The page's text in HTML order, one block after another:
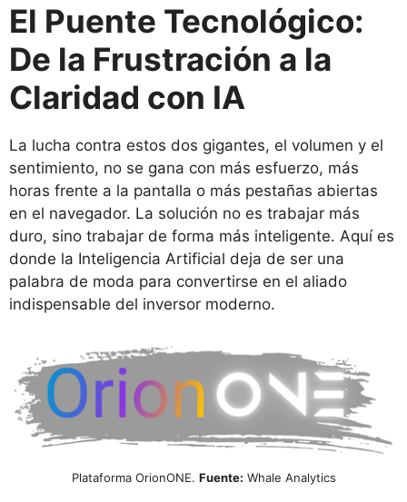
El Puente Tecnológico:
De la Frustración a la
Claridad con IA
La lucha contra estos dos gigantes, el volumen y el
sentimiento, no se gana con más esfuerzo, más
horas frente a la pantalla o más pestañas abiertas
en el navegador. La solución no es trabajar más
duro, sino trabajar de forma más inteligente. Aquí es
donde la Inteligencia Artificial deja de ser una
palabra de moda para convertirse en el aliado
indispensable del inversor moderno.
Plataforma OrionONE. Fuente: Whale Analytics